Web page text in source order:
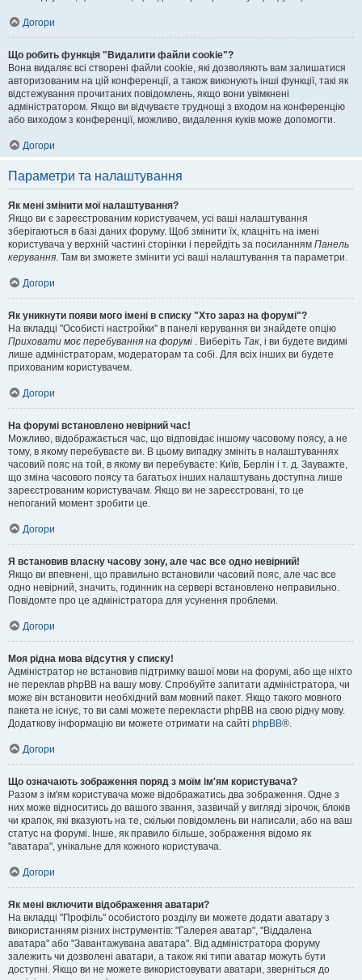
Догори
Що робить функція "Видалити файли cookie"?
Вона видаляє всі створені файли cookie, які дозволяють вам залишатися
авторизованим на цій конференції, а також виконують інші функції, такі як
відстежування прочитаних повідомлень, якщо вони увімкнені
адміністратором. Якщо ви відчуваєте труднощі з входом на конференцію
або виходом з конференції, можливо, видалення куків може допомогти.
Догори
Параметри та налаштування
Як мені змінити мої налаштування?
Якщо ви є зареєстрованим користувачем, усі ваші налаштування
зберігаються в базі даних форуму. Щоб змінити їх, клацніть на імені
користувача у верхній частині сторінки і перейдіть за посиланням Панель
керування. Там ви зможете змінити усі ваші налаштування та параметри.
Догори
Як уникнути появи мого імені в списку "Хто зараз на форумі"?
На вкладці "Особисті настройки" в панелі керування ви знайдете опцію
Приховати моє перебування на форумі . Виберіть Так, і ви будете видимі
лише адміністраторам, модераторам та собі. Для всіх інших ви будете
прихованим користувачем.
Догори
На форумі встановлено невірний час!
Можливо, відображається час, що відповідає іншому часовому поясу, а не
тому, в якому перебуваєте ви. В цьому випадку змініть в налаштуваннях
часовий пояс на той, в якому ви перебуваєте: Київ, Берлін і т. д. Зауважте,
що зміна часового поясу та багатьох інших налаштувань доступна лише
зареєстрованим користувачам. Якщо ви не зареєстровані, то це
непоганий момент зробити це.
Догори
Я встановив власну часову зону, але час все одно невірний!
Якщо ви впевнені, що правильно встановили часовий пояс, але час все
одно невірний, значить, годинник на сервері встановлено неправильно.
Повідомте про це адміністратора для усунення проблеми.
Догори
Моя рідна мова відсутня у списку!
Адміністратор не встановив підтримку вашої мови на форумі, або ще ніхто
не переклав phpBB на вашу мову. Спробуйте запитати адміністратора, чи
може він встановити необхідний вам мовний пакет. Якщо такого мовного
пакета не існує, то ви самі можете перекласти phpBB на свою рідну мову.
Додаткову інформацію ви можете отримати на сайті phpBB®.
Догори
Що означають зображення поряд з моїм ім'ям користувача?
Разом з ім'ям користувача може відображатись два зображення. Одне з
них може відноситись до вашого звання, зазвичай у вигляді зірочок, блоків
чи крапок, які вказують на те, скільки повідомлень ви написали, або на ваш
статус на форумі. Інше, як правило більше, зображення відомо як
"аватара", унікальне для кожного користувача.
Догори
Як мені включити відображення аватари?
На вкладці "Профіль" особистого розділу ви можете додати аватару з
використанням різних інструментів: "Галерея аватар", "Віддалена
аватара" або "Завантажувана аватара". Від адміністратора форуму
залежить чи дозволені аватари, а також які типи аватар можуть бути
доступні. Якщо ви не можете використовувати аватари, зверніться до